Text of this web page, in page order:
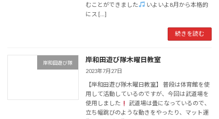
むことができました
いよいよ8月から本格的
にス […]
続きを読む
岸和田遊び隊 岸和田遊び隊木曜日教室
2023年7月27日
【岸和田遊び隊木曜日教室】 普段は体育館を使
用して活動しているのですが、今回は武道場を
使用しました
武道場は畳になっているので、
立ち幅跳びのような動きをやったり、マット運